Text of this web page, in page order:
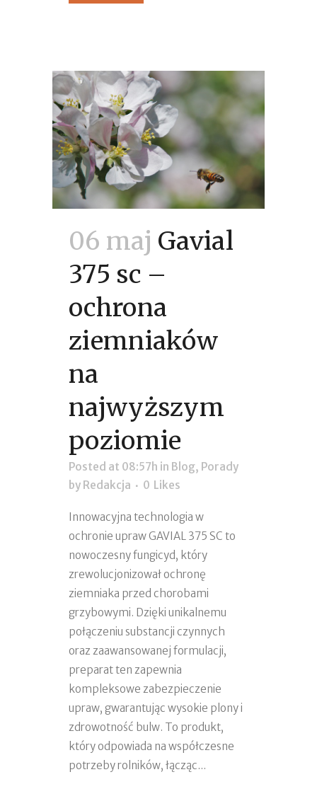
06 maj Gavial
375 sc –
ochrona
ziemniaków
na
najwyższym
poziomie
Posted at 08:57h in Blog, Porady
by Redakcja 0 Likes
Innowacyjna technologia w
ochronie upraw GAVIAL 375 SC to
nowoczesny fungicyd, który
zrewolucjonizował ochronę
ziemniaka przed chorobami
grzybowymi. Dzięki unikalnemu
połączeniu substancji czynnych
oraz zaawansowanej formulacji,
preparat ten zapewnia
kompleksowe zabezpieczenie
upraw, gwarantując wysokie plony i
zdrowotność bulw. To produkt,
który odpowiada na współczesne
potrzeby rolników, łącząc...